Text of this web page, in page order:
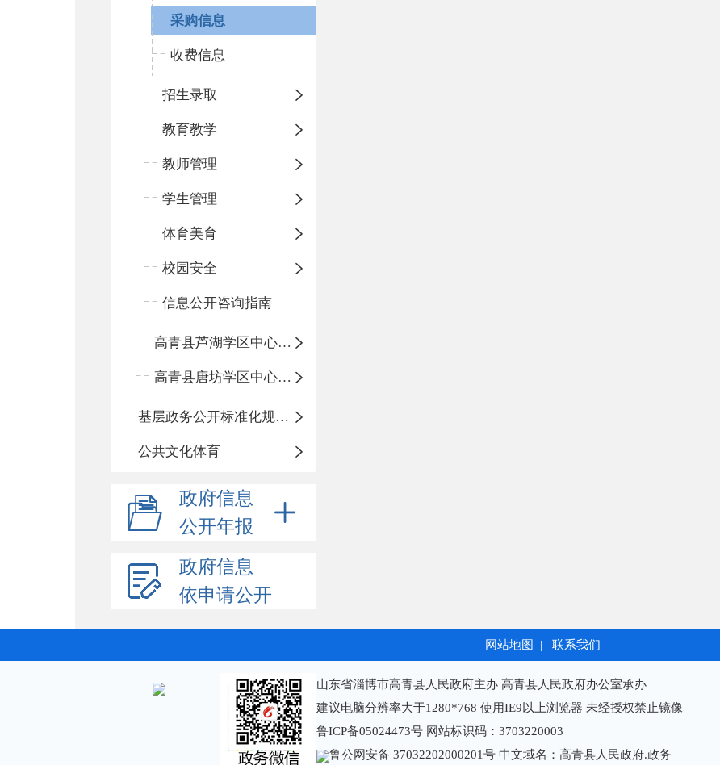
采购信息
收费信息
招生录取
教育教学
教师管理
学生管理
体育美育
校园安全
信息公开咨询指南
高青县芦湖学区中心小学
高青县唐坊学区中心小学
基层政务公开标准化规范化
公共文化体育
政府信息
公开年报
政府信息
依申请公开
网站地图 | 联系我们
山东省淄博市高青县人民政府主办 高青县人民政府办公室承办
建议电脑分辨率大于1280*768 使用IE9以上浏览器 未经授权禁止镜像
鲁ICP备05024473号 网站标识码：3703220003
鲁公网安备 37032202000201号 中文域名：高青县人民政府.政务